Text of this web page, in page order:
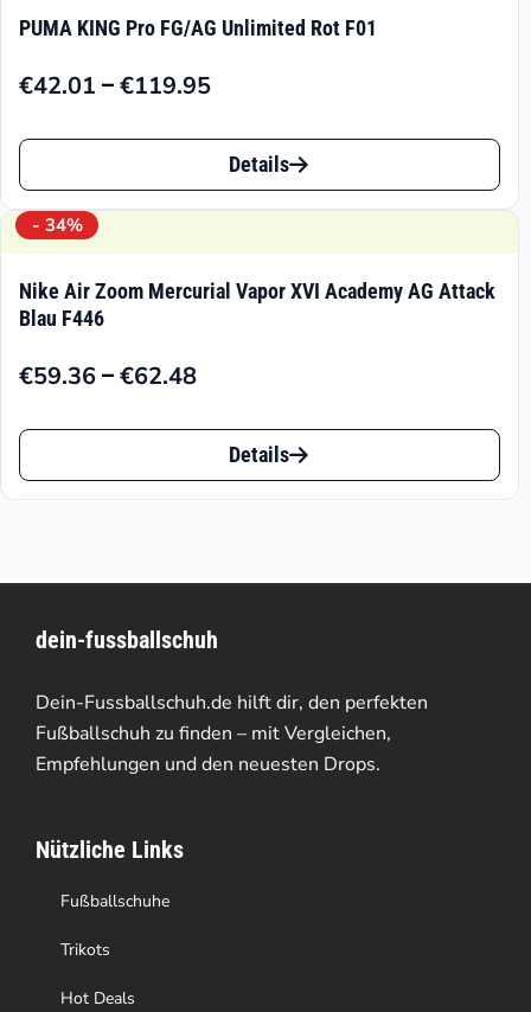
PUMA KING Pro FG/AG Unlimited Rot F01
€42.01 –€119.95
Preisspanne:
€42.01
€119.95
Dieses
Produkt
weist
Varianten
Optionen
können
gewählt
werden
Details
- 34%
Nike Air Zoom Mercurial Vapor XVI Academy AG Attack
Blau F446
€59.36–€62.48
Preisspanne:
€59.36
€62.48
Dieses
Produkt
auf.
Die
Optionen
können
der
Produktseite
gewählt
werden
Details
dein-fussballschuh
Dein-Fussballschuh.de hilft dir, den perfekten
Fußballschuh zu finden – mit Vergleichen,
Empfehlungen und den neuesten Drops.
Nützliche Links
Fußballschuhe
Trikots
Hot Deals